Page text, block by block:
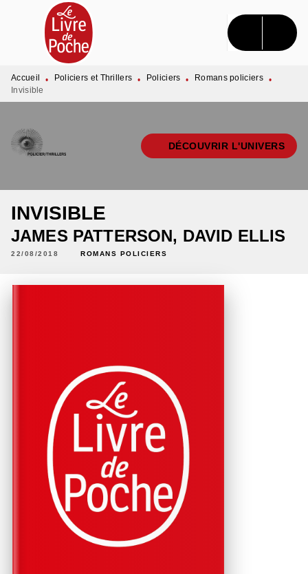
MENU RECHERCHE CONTENU
PIED DE PAGE
Accueil • Policiers et Thrillers • Policiers • Romans policiers •
Invisible
DÉCOUVRIR L'UNIVERS
INVISIBLE
JAMES PATTERSON, DAVID ELLIS
22/08/2018 ROMANS POLICIERS